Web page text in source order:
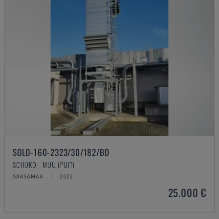
SOLO-160-2323/30/182/BD
SCHUKO - MUU (PUIT)
SAKSAMAA 2022
25.000 €